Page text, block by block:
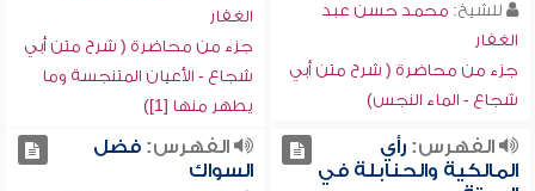
للشيخ: محمد حسن عبد
الغفار
جزء من محاضرة ( شرح متن أبي
شجاع - الماء النجس)
الغفار
جزء من محاضرة ( شرح متن أبي
شجاع - الأعيان المتنجسة وما
يطهر منها [1])
الفهرس:رأي
المالكية والحنابلة في
الفهرس:فضل
السواك